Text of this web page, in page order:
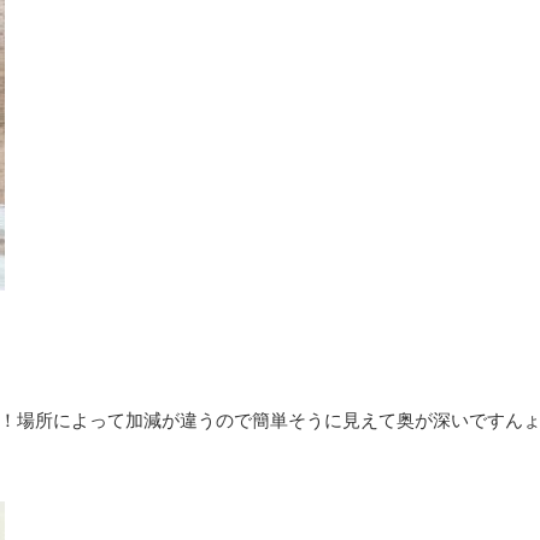
場所によって加減が違うので簡単そうに見えて奥が深いですん